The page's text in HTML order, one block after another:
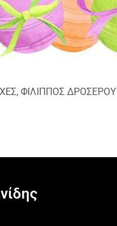
, ΦΙΛΙΠΠΟΣ ΔΡΟΣΕΡΟΥ